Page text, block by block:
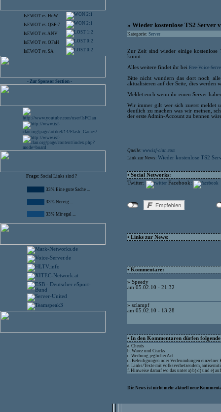
IsF.WOT vs. HoW 2:1
IsF.WOT vs. QSF-7 2:1
IsF.WOT vs.ANV 1:2
IsF.WOT vs. OFaH 0:2
IsF.WOT vs. SA 0:2
- Zur Sponsor Section -
Frage: Social Links sind ?
33% Eine gute Sache ...
33% Nervig ...
33% Mir egal ...
» Wieder kostenlose TS2 Server
Kategorie: Server
Zur Zeit sind wieder einige
könnt.
Alles weitere findet ihr bei Free-Voice-
Bitte nicht wundern das dort noch
aktualisieren auf der Seite, dies werden
Meldet euch wenn ihr einen Server
Wir immer gilt wer sich zuerst meldet
deutlich zu machen was wir meinen,
der erste Admin-Account zu bennen
Quelle: www.isf-clan.com
Link zur News: Wieder kostenlose TS2
• Social Networks:
Twitter:
Facebook:
• Links zur News:
• Kommentare:
» Speedy
am 05.02.10 - 21:32
» sclampf
am 05.02.10 - 13:28
• In den Kommentaren dürfen
a. Cheats
b. Warez und Cracks
c. Werbung jeglicher Art
d. Beleidigungen oder Verleumdungen einzelner
e. Links/Texte mit volksverhetzendem,
f. Hinweise darauf wo das unter a) b) d) und e)
Die News ist nicht mehr aktuell neue